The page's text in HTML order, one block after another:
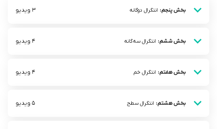
بخش پنجم: انتگرال دوگانه 3 ویدیو
بخش ششم: انتگرال سه‌گانه 4 ویدیو
بخش هفتم: انتگرال خم 4 ویدیو
بخش هشتم: انتگرال سطح 5 ویدیو